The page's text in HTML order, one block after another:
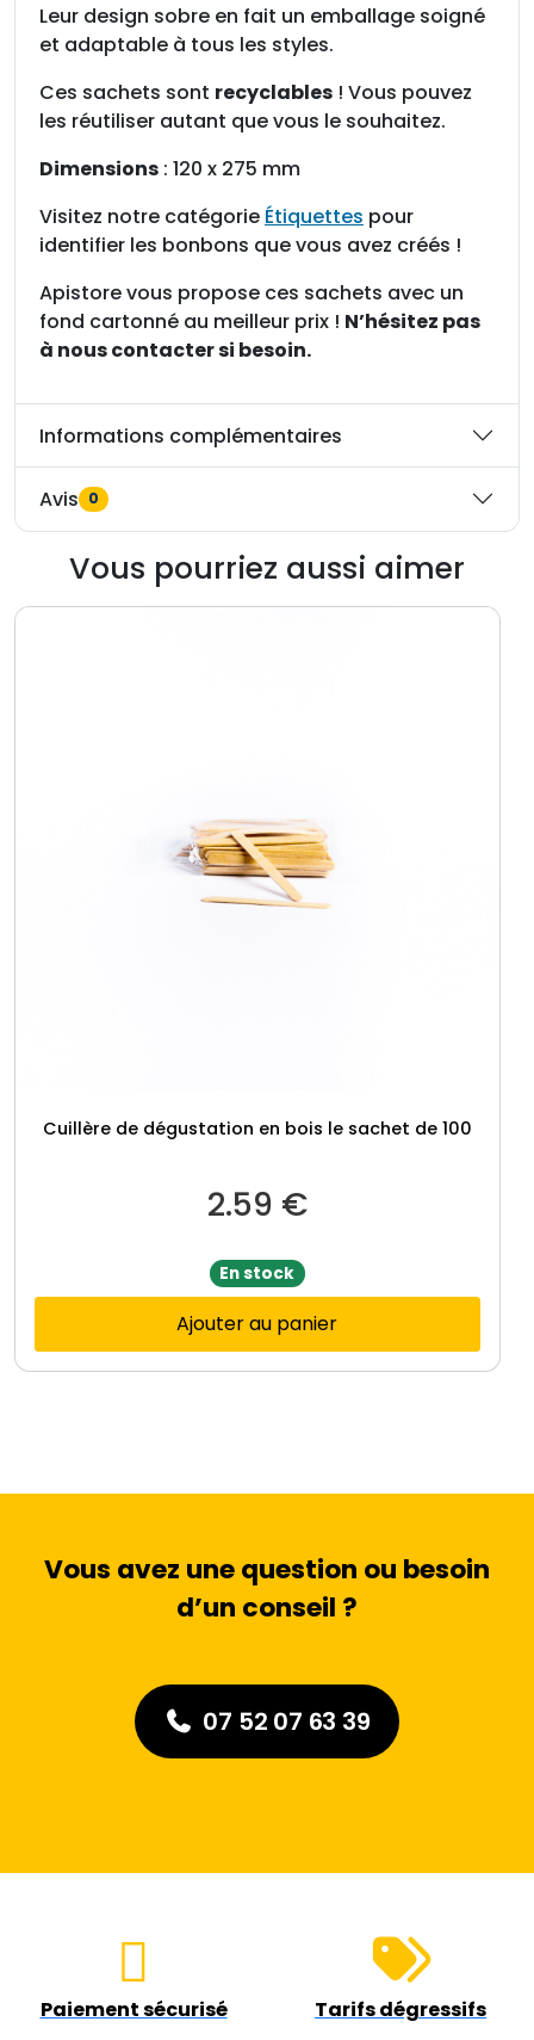
Leur design sobre en fait un emballage soigné
et adaptable à tous les styles.
Ces sachets sont recyclables ! Vous pouvez
les réutiliser autant que vous le souhaitez.
Dimensions : 120 x 275 mm
Visitez notre catégorie Étiquettes pour
identifier les bonbons que vous avez créés !
Apistore vous propose ces sachets avec un
fond cartonné au meilleur prix ! N’hésitez pas
à nous contacter si besoin.
Informations complémentaires
Avis 0
Vous pourriez aussi aimer
Cuillère de dégustation en bois le sachet de 100
2.59 €
En stock
Ajouter au panier
Vous avez une question ou besoin
d’un conseil ?
07 52 07 63 39
Paiement sécurisé Tarifs dégressifs